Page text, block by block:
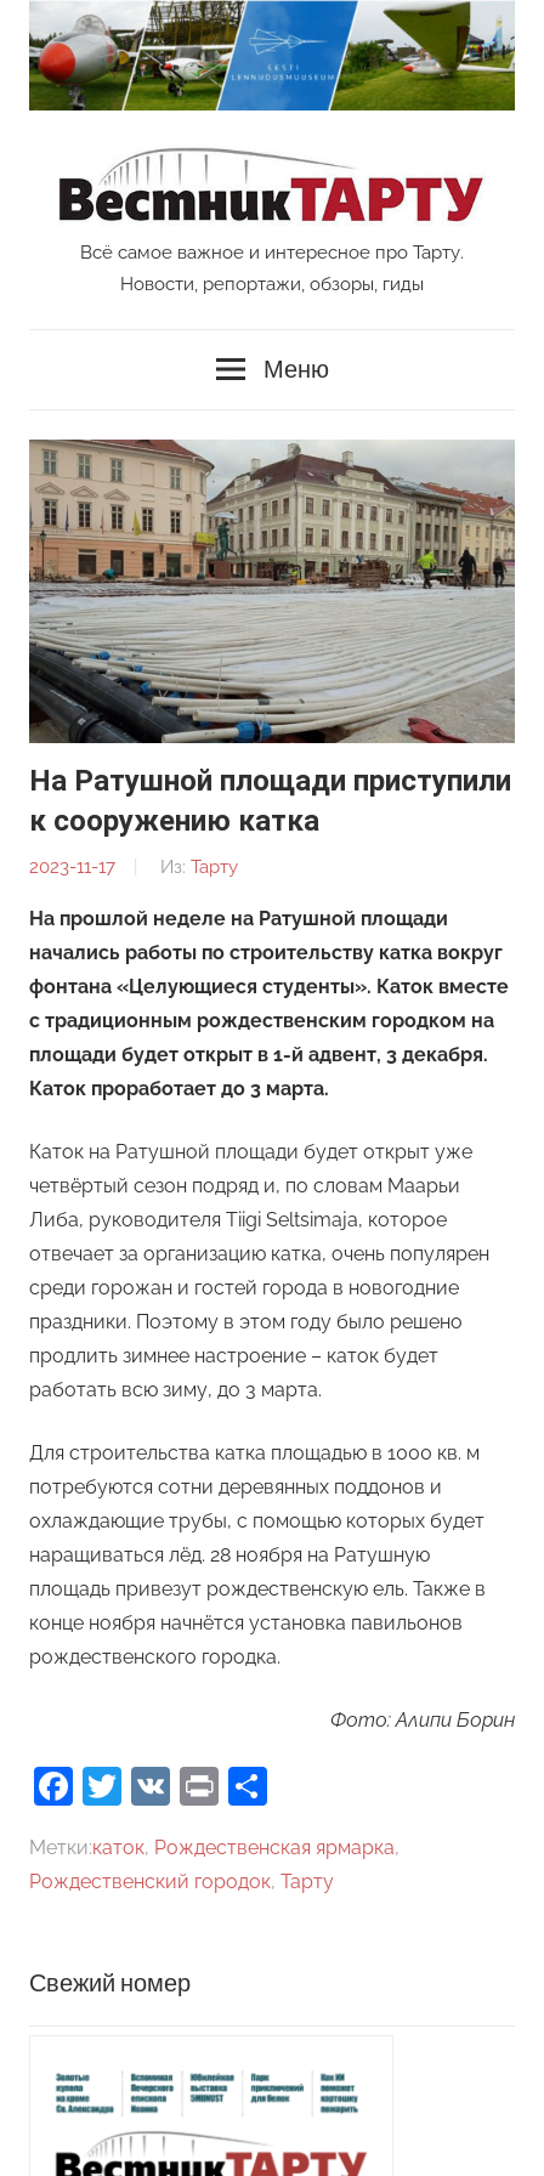
Перейти
содержимому
Vestnik
Всё самое важное и интересное про Тарту.
Новости, репортажи, обзоры, гиды
Меню
На Ратушной площади приступили
к сооружению катка
2023-11-17
От:
Из: Тарту
На прошлой неделе на Ратушной площади
начались работы по строительству катка вокруг
фонтана «Целующиеся студенты». Каток вместе
с традиционным рождественским городком на
площади будет открыт в 1-й адвент, 3 декабря.
Каток проработает до 3 марта.
Каток на Ратушной площади будет открыт уже
четвёртый сезон подряд и, по словам Маарьи
Либа, руководителя Tiigi Seltsimaja, которое
отвечает за организацию катка, очень популярен
среди горожан и гостей города в новогодние
праздники. Поэтому в этом году было решено
продлить зимнее настроение – каток будет
работать всю зиму, до 3 марта.
Для строительства катка площадью в 1000 кв. м
потребуются сотни деревянных поддонов и
охлаждающие трубы, с помощью которых будет
наращиваться лёд. 28 ноября на Ратушную
площадь привезут рождественскую ель. Также в
конце ноября начнётся установка павильонов
рождественского городка.
Фото: Алипи Борин
Facebook
Twitter
VK Print
Метки:каток, Рождественская ярмарка,
Рождественский городок, Тарту
Свежий номер